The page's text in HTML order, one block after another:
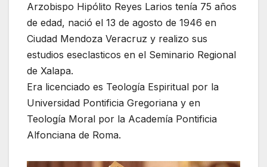
Arzobispo Hipólito Reyes Larios tenía 75 años
de edad, nació el 13 de agosto de 1946 en
Ciudad Mendoza Veracruz y realizo sus
estudios eseclasticos en el Seminario Regional
de Xalapa.
Era licenciado es Teología Espiritual por la
Universidad Pontificia Gregoriana y en
Teología Moral por la Academía Pontificia
Alfonciana de Roma.